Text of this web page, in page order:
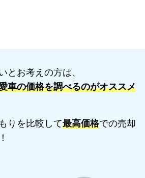
とお考えの方は、
車の価格を調べるのがオススメ
りを比較して最高価格での売却